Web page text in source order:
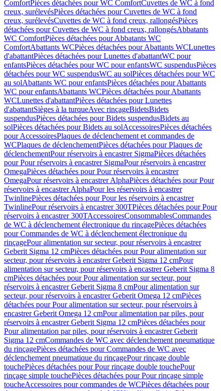
ComfortPièces détachées pour WC ComfortCuvettes de WC à fond
creux, surélevésPièces détachées pour Cuvettes de WC à fond
creux, surélevésCuvettes de WC à fond creux, rallongésPièces
détachées pour Cuvettes de WC à fond creux, rallongésAbbatants
WC ComfortPièces détachées pour Abbatants WC
ComfortAbattants WCPièces détachées pour Abattants WCLunettes
d'abattantPièces détachées pour Lunettes d'abattantWC pour
enfantsPièces détachées pour WC pour enfantsWC suspendusPièces
détachées pour WC suspendusWC au solPièces détachées pour WC
au solAbattants WC pour enfantsPièces détachées pour Abattants
WC pour enfantsAbattants WCPièces détachées pour Abattants
WCLunettes d'abattantPièces détachées pour Lunettes
d'abattantSièges à la turqueAvec rinçageBidetsBidets
suspendusPièces détachées pour Bidets suspendusBidets au
solPièces détachées pour Bidets au solAccessoiresPièces détachées
pour AccessoiresPlaques de déclenchement et commandes de
WCPlaques de déclenchementPièces détachées pour Plaques de
déclenchementPour réservoirs à encastrer SigmaPièces détachées
pour Pour réservoirs à encastrer SigmaPour réservoirs à encastrer
OmegaPièces détachées pour Pour réservoirs à encastrer
OmegaPour réservoirs à encastrer AlphaPièces détachées pour Pour
réservoirs à encastrer AlphaPour les réservoirs à encastrer
TwinlinePièces détachées pour Pour les réservoirs à encastrer
TwinlinePour réservoirs à encastrer 300TPièces détachées pour Pour
réservoirs à encastrer 300TAccessoiresConsommablesCommandes
de WC à déclenchement électronique du rinçagePièces détachées
pour Commandes de WC à déclenchement électronique du
rinçagePour alimentation sur secteur, pour réservoirs à encastrer
Geberit Sigma 12 cmPièces détachées pour Pour alimentation sur
secteur, pour réservoirs à encastrer Geberit Sigma 12 cmPour
alimentation sur secteur, pour réservoirs à encastrer Geberit Sigma 8
cmPièces détachées pour Pour alimentation sur secteur, pour
réservoirs à encastrer Geberit Sigma 8 cmPour alimentation sur
secteur, pour réservoirs à encastrer Geberit Omega 12 cmPièces
détachées pour Pour alimentation sur secteur, pour réservoirs à
encastrer Geberit Omega 12 cmPour alimentation par piles, pour
réservoirs à encastrer Geberit Sigma 12 cmPièces détachées pour
Pour alimentation par piles, pour réservoirs à encastrer Geberit
Sigma 12 cmCommandes de WC avec déclenchement pneumatique
du rinçagePièces détachées pour Commandes de WC avec
déclenchement pneumatique du rinçagePour rinçage double
touchePièces détachées pour Pour rinçage double touchePour
rinçage simple touchePièces détachées pour Pour rinçage simple
toucheAccessoires pour commandes de WCPièces détachées pour